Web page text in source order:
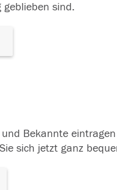
geblieben sind.
Bekannte
sich jetzt ganz